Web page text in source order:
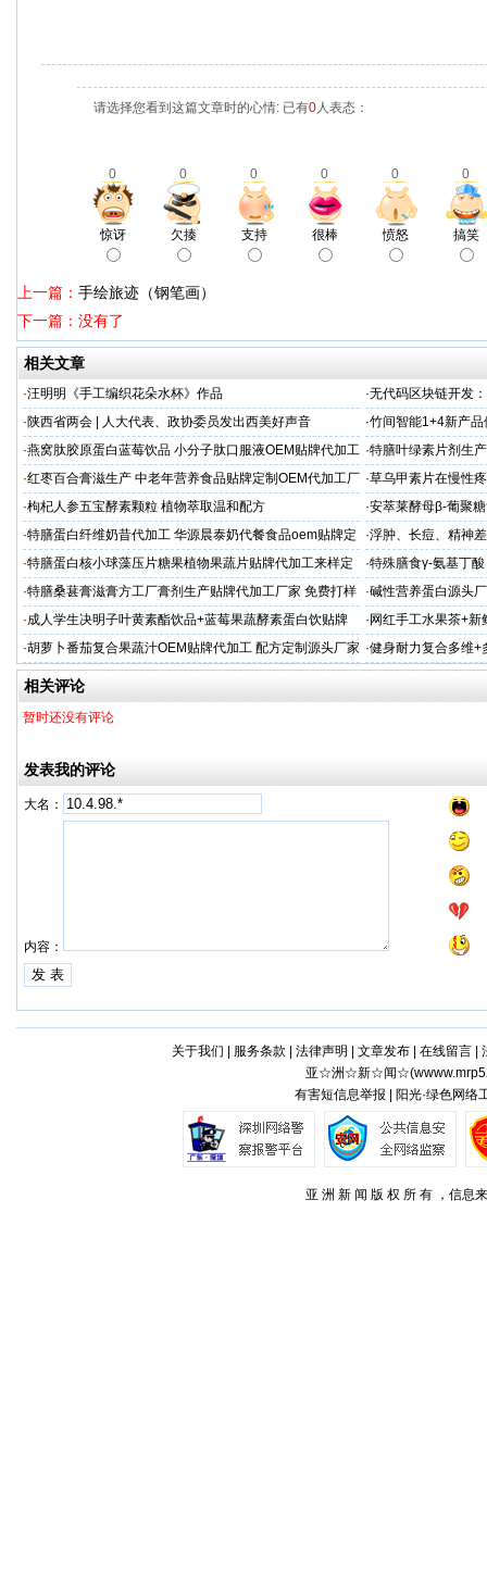
请选择您看到这篇文章时的心情: 已有0人表态：
0 0 0 0 0 0
惊讶 欠揍 支持 很棒 愤怒 搞笑
上一篇： 手绘旅迹（钢笔画）
下一篇：没有了
相关文章
·汪明明《手工编织花朵水杯》作品 ·无代码区块链开发
·陕西省两会 | 人大代表、政协委员发出西美好声音 ·竹间智能1+4新产
后一公里！
·燕窝肽胶原蛋白蓝莓饮品 小分子肽口服液OEM贴牌代加工 ·特膳叶绿素片剂生
·红枣百合膏滋生产 中老年营养食品贴牌定制OEM代加工厂
家
·草乌甲素片在慢性
·枸杞人参五宝酵素颗粒 植物萃取温和配方 ·安萃莱酵母β-葡聚
·特膳蛋白纤维奶昔代加工 华源晨泰奶代餐食品oem贴牌定
制
·浮肿、长痘、精神
加工
·特膳蛋白核小球藻压片糖果植物果蔬片贴牌代加工来样定
制厂
·特殊膳食γ-氨基丁
牌
·特膳桑葚膏滋膏方工厂膏剂生产贴牌代加工厂家 免费打样 ·碱性营养蛋白源头
装定制
·成人学生决明子叶黄素酯饮品+蓝莓果蔬酵素蛋白饮贴牌
代加工
· 网红手工水果茶+
代工
·胡萝卜番茄复合果蔬汁OEM贴牌代加工 配方定制源头厂家 ·健身耐力复合多维+
加工
相关评论
暂时还没有评论
发表我的评论
大名：
内容：
关于我们 服务条款 法律声明 文章发布| 在线留言|
亚☆洲☆新☆闻☆(
有害短信息举报 | 阳光·绿色网络
亚 洲 新 闻 版 权 所 有 ，信息